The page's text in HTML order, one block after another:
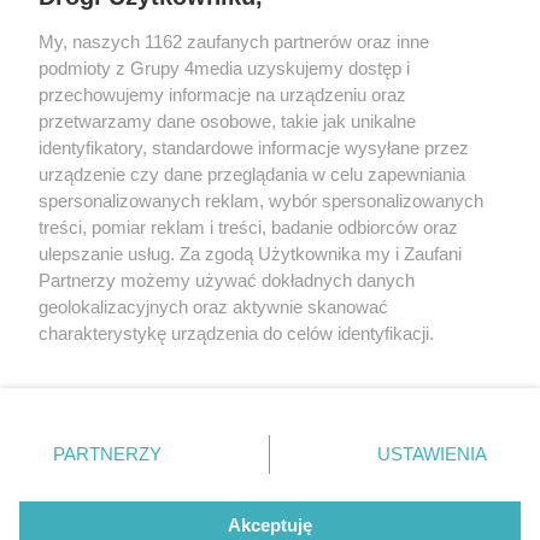
Redakcja Reklama Prywatność
Praca Łódź
the:protocol
Facebook.com
Youtube.com
My, naszych 1162 zaufanych partnerów oraz inne
podmioty z Grupy 4media uzyskujemy dostęp i
przechowujemy informacje na urządzeniu oraz
przetwarzamy dane osobowe, takie jak unikalne
identyfikatory, standardowe informacje wysyłane przez
urządzenie czy dane przeglądania w celu zapewniania
spersonalizowanych reklam, wybór spersonalizowanych
treści, pomiar reklam i treści, badanie odbiorców oraz
ulepszanie usług. Za zgodą Użytkownika my i Zaufani
Partnerzy możemy używać dokładnych danych
geolokalizacyjnych oraz aktywnie skanować
charakterystykę urządzenia do celów identyfikacji.
zmienić/wycofać klikając przycisk ustawień prywatności
znajdujący się w lewym dolnym rogu strony
. Niektóre
użytkownika, ale masz prawo sprzeciwić się takiemu
PARTNERZY USTAWIENIA
Akceptuję